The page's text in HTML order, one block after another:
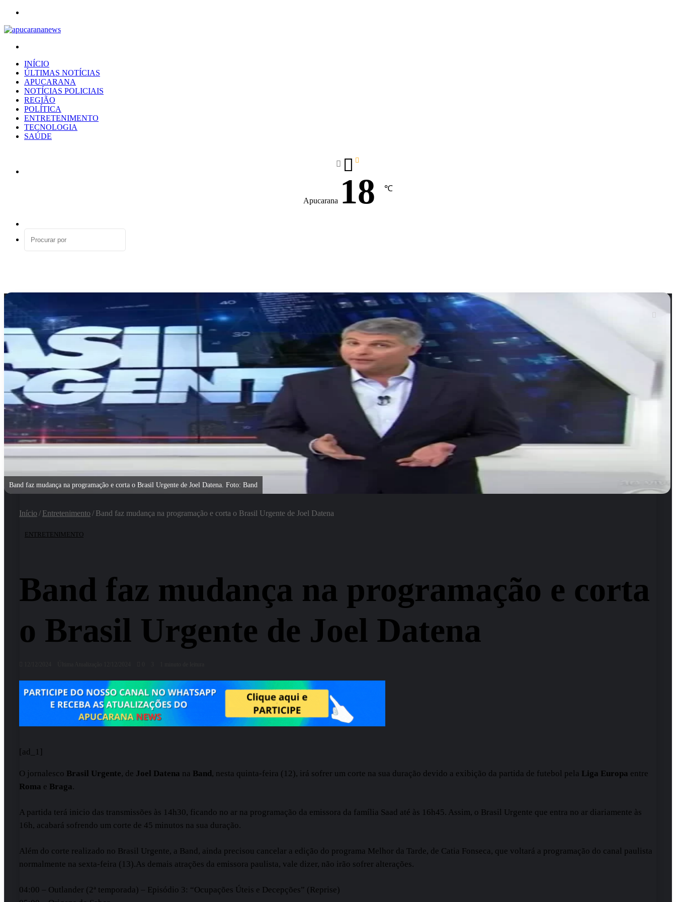
INÍCIO
ÚLTIMAS NOTÍCIAS
APUCARANA
NOTÍCIAS POLICIAIS
REGIÃO
POLÍTICA
ENTRETENIMENTO
TECNOLOGIA
SAÚDE
Apucarana 18 ℃
aleatório
Band faz mudança na programação e corta o Brasil Urgente de Joel Datena. Foto: Band
Início / Entretenimento / Band faz mudança na programação e corta o Brasil Urgente de Joel Datena
ENTRETENIMENTO
Band faz mudança na programação e corta
o Brasil Urgente de Joel Datena
[ad_1]
O jornalesco Brasil Urgente, de Joel Datena na Band, nesta quinta-feira (12), irá sofrer um corte na sua duração devido a exibição da partida de futebol pela Liga Europa entre
Roma e Braga.
A partida terá inicio das transmissões às 14h30, ficando no ar na programação da emissora da família Saad até às 16h45. Assim, o Brasil Urgente que entra no ar diariamente às
16h, acabará sofrendo um corte de 45 minutos na sua duração.
Além do corte realizado no Brasil Urgente, a Band, ainda precisou cancelar a edição do programa Melhor da Tarde, de Catia Fonseca, que voltará a programação do canal paulista
normalmente na sexta-feira (13).As demais atrações da emissora paulista, vale dizer, não irão sofrer alterações.
04:00 – Outlander (2ª temporada) – Episódio 3: “Ocupações Úteis e Decepções” (Reprise)